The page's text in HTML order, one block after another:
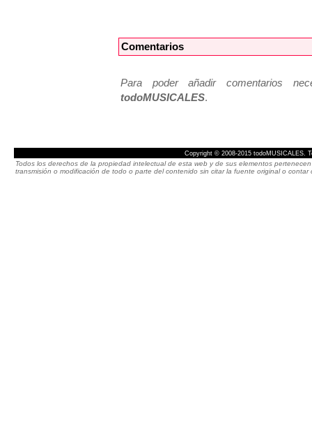
Comentarios
Para poder añadir comentarios
todoMUSICALES.
Copyright © 2008-2015 todoMUSICALES.
Todos los derechos de la propiedad intelectual de esta web y de sus elementos
transmisión o modificación de todo o parte del contenido sin citar la fuente original o